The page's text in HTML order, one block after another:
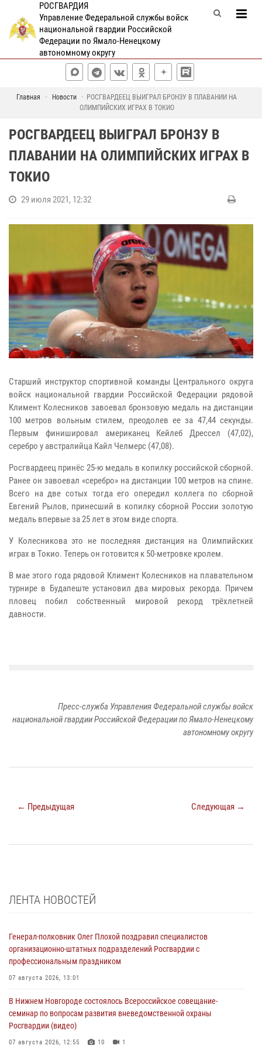
РОСГВАРДИЯ
Управление Федеральной службы войск
национальной гвардии Российской
Федерации по Ямало-Ненецкому
автономному округу
Главная Новости
РОСГВАРДЕЕЦ ВЫИГРАЛ БРОНЗУ В ПЛАВАНИИ НА
ОЛИМПИЙСКИХ ИГРАХ В ТОКИО
РОСГВАРДЕЕЦ ВЫИГРАЛ БРОНЗУ В
ПЛАВАНИИ НА ОЛИМПИЙСКИХ ИГРАХ В
ТОКИО
29 июля 2021, 12:32
Старший инструктор спортивной команды Центрального округа
войск национальной гвардии Российской Федерации рядовой
Климент Колесников завоевал бронзовую медаль на дистанции
100 метров вольным стилем, преодолев ее за 47,44 секунды.
Первым финишировал американец Кейлеб Дрессел (47,02),
серебро у австралийца Кайл Челмерс (47,08).
Росгвардеец принёс 25-ю медаль в копилку российской сборной.
Ранее он завоевал «серебро» на дистанции 100 метров на спине.
Всего на две сотых тогда его опередил коллега по сборной
Евгений Рылов, принесший в копилку сборной России золотую
медаль впервые за 25 лет в этом виде спорта.
У Колесникова это не последняя дистанция на Олимпийских
играх в Токио. Теперь он готовится к 50-метровке кролем.
В мае этого года рядовой Климент Колесников на плавательном
турнире в Будапеште установил два мировых рекорда. Причем
пловец побил собственный мировой рекорд трёхлетней
давности.
Пресс-служба Управления Федеральной службы войск
национальной гвардии Российской Федерации по Ямало-Ненецкому
автономному округу
← Предыдущая Следующая →
ЛЕНТА НОВОСТЕЙ
Генерал-полковник Олег Плохой поздравил специалистов
организационно-штатных подразделений Росгвардии с
профессиональным праздником
07 августа 2026, 13:01
В Нижнем Новгороде состоялось Всероссийское совещание-
семинар по вопросам развития вневедомственной охраны
Росгвардии (видео)
07 августа 2026, 12:55 10 1